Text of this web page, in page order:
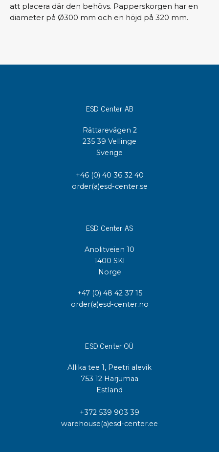
att placera där den behövs. Papperskorgen har en
diameter på Ø300 mm och en höjd på 320 mm.
ESD Center AB
Rättarevägen 2
235 39 Vellinge
Sverige
+46 (0) 40 36 32 40
order(a)esd-center.se
ESD Center AS
Anolitveien 10
1400 SKI
Norge
+47 (0) 48 42 37 15
order(a)esd-center.no
ESD Center OÜ
Allika tee 1, Peetri alevik
753 12 Harjumaa
Estland
+372 539 903 39
warehouse(a)esd-center.ee